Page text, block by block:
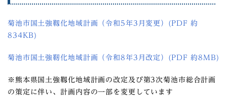
菊池市国土強靱化地域計画（令和5年3月変更）(PDF 約
834KB)
菊池市国土強靭化地域計画（令和8年3月改定）(PDF 約8MB)
※熊本県国土強靱化地域計画の改定及び第3次菊池市総合計画
の策定に伴い、計画内容の一部を変更しています